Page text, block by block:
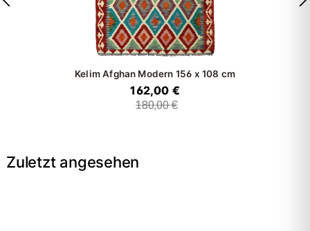
Kelim Afghan Modern 156 x 108 cm
162,00 €
180,00 €
Zuletzt angesehen